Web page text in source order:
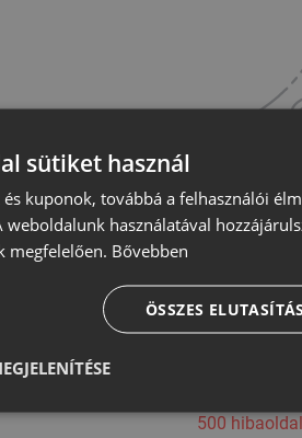
500 hibaoldal
sütiket használ
kuponok, továbbá a felhasználói
weboldalunk használatával
megfelelően. Bővebben
ÖSSZES